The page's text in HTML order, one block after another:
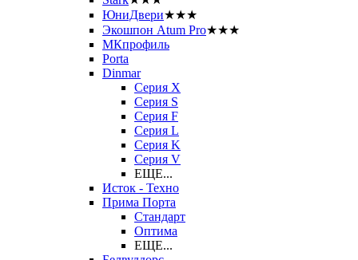
ЮниДвери★★★
Экошпон Atum Pro★★★
МКпрофиль
Porta
Dinmar
Серия X
Серия S
Серия F
Серия L
Серия K
Серия V
ЕЩЕ...
Исток - Техно
Прима Порта
Стандарт
Оптима
ЕЩЕ...